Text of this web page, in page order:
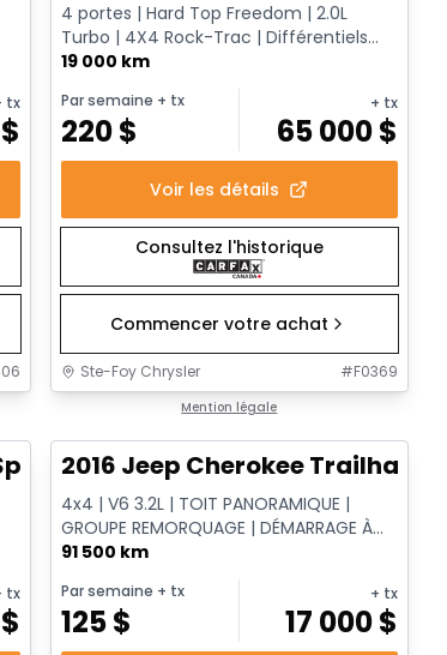
tx
$
4 portes | Hard Top Freedom | 2.0L
Turbo | 4X4 Rock-Trac | Différentiels
verrouillables | Régulateur...
19 000 km
Par semaine + tx
220$
+ tx
65 000$
Voir les détails
Consultez l'historique
Commencer votre achat
Ste-Foy Chrysler #F0369
Mention légale
Altitude
tx
$
Très bonne offre
2016 Jeep Cherokee Trailhawk
4x4 | V6 3.2L | TOIT PANORAMIQUE |
GROUPE REMORQUAGE | DÉMARRAGE À
DISTANCE | SIÈGES CHAUFFANTS
91 500 km
Par semaine + tx
125$
+ tx
17 000$